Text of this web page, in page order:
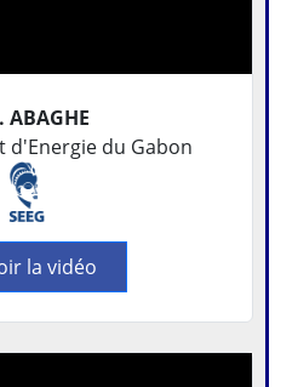
ABAGHE
d'Energie du Gabon
la vidéo